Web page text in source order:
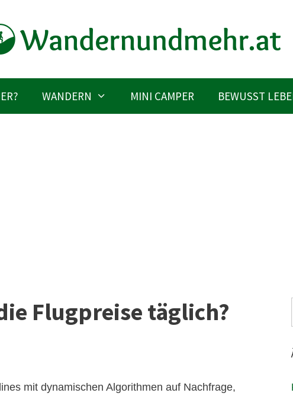
WANDERN MINI CAMPER BEWUSST
Flugpreise täglich?
mit dynamischen Algorithmen auf Nachfrage,